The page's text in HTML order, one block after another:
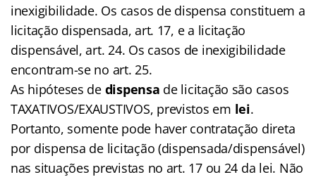
inexigibilidade. Os casos de dispensa constituem a
licitação dispensada, art. 17, e a licitação
dispensável, art. 24. Os casos de inexigibilidade
encontram-se no art. 25.
As hipóteses de dispensa de licitação são casos
TAXATIVOS/EXAUSTIVOS, previstos em lei.
Portanto, somente pode haver contratação direta
por dispensa de licitação (dispensada/dispensável)
nas situações previstas no art. 17 ou 24 da lei. Não